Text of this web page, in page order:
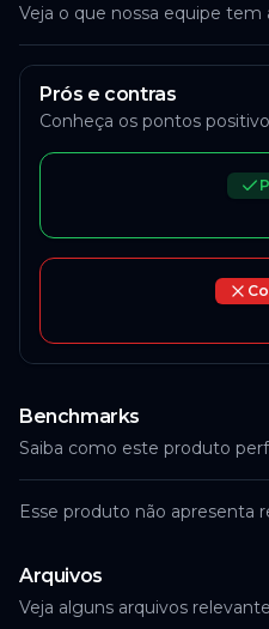
Veja o que nossa equipe
Prós e contras
Conheça os pontos
Benchmarks
Saiba como este produto
Esse produto não apresenta
Arquivos
Veja alguns arquivos